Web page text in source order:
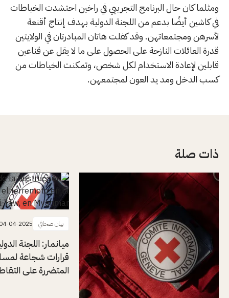
ومثلما كان حال البرنامج التجريبي في راخين احتشدت الخياطات
في كاشين أيضًا بدعم من اللجنة الدولية بهدف إنتاج أقنعة
لأسرهن ومجتمعاتهن. وقد كفلت هاتان المبادرتان في الولايتين
قدرة العائلات النازحة على الحصول على ما لا يقل عن قناعين
قابلين لإعادة الاستخدام لكل شخص، وتمكنت الخياطات من
كسب الدخل ومد يد العون لمجتمعهن.
ذات صلة
بيان صحافي 04-2025
ميانمار: اللجنة
قرارات شجاعة
المتضررة على